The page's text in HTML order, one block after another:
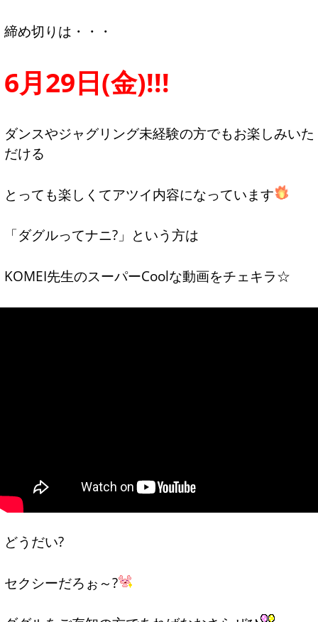
締め切りは・・・
6月29日(金)!!!
ダンスやジャグリング未経験の方でもお楽しみいた
だける
とっても楽しくてアツイ内容になっています
「ダグルってナニ?」という方は
KOMEI先生のスーパーCoolな動画をチェキラ☆
どうだい?
セクシーだろぉ～?